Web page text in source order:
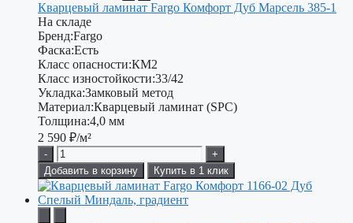
Кварцевый ламинат Fargo Комфорт Дуб Марсель 385-1
На складе
Бренд:Fargo
Фаска:Есть
Класс опасности:КМ2
Класс изностойкости:33/42
Укладка:Замковый метод
Материал:Кварцевый ламинат (SPC)
Толщина:4,0 мм
2 590 ₽/м²
-
+
Добавить в корзину
Купить в 1 клик